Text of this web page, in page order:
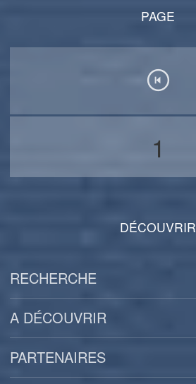
PAGE
1
DÉCOUVRIR
RECHERCHE
A DÉCOUVRIR
PARTENAIRES